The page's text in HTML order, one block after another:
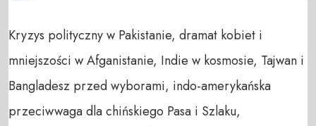
Kryzys polityczny w Pakistanie, dramat kobiet i
mniejszości w Afganistanie, Indie w kosmosie, Tajwan i
Bangladesz przed wyborami, indo-amerykańska
przeciwwaga dla chińskiego Pasa i Szlaku,